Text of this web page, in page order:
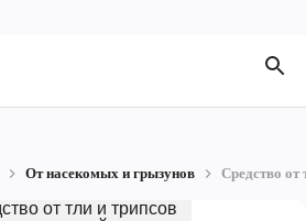
От насекомых и грызунов Средство от